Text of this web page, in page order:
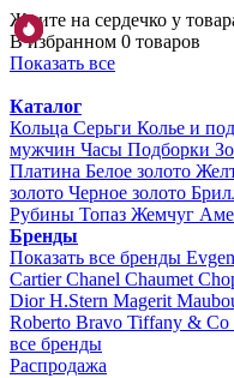
Жмите на сердечко у
В избранном 0 товаров
Показать все
Каталог
Кольца Серьги Колье и
мужчин Часы Подборки
Платина Белое золото
золото Черное золото
Рубины Топаз Жемчуг
Бренды
Показать все бренды
CartierChanel Chaumet
DiorH.Stern Magerit
Roberto Bravo Tiffany & Co
все бренды
Распродажа